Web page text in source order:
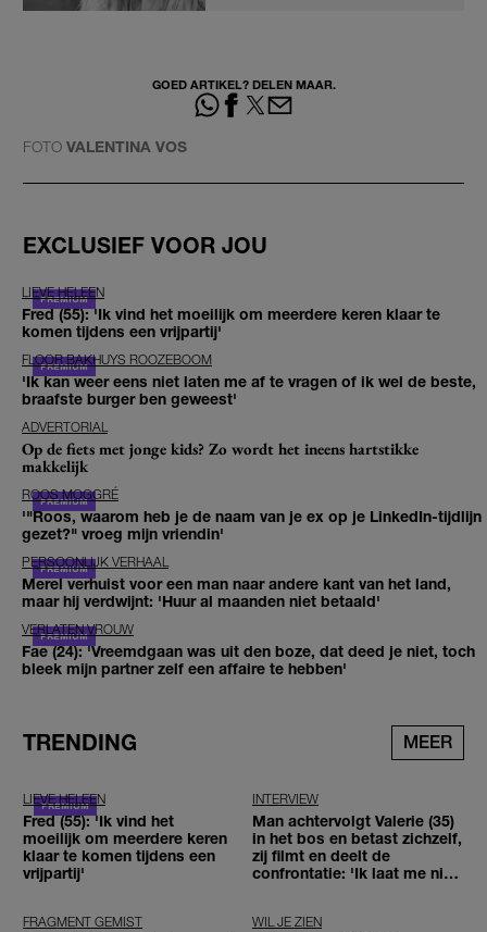
GOED ARTIKEL? DELEN MAAR.
FOTO VALENTINA VOS
EXCLUSIEF VOOR JOU
LIEVE HELEEN
Fred (55): 'Ik vind het moeilijk om meerdere keren klaar te
komen tijdens een vrijpartij'
FLOOR BAKHUYS ROOZEBOOM
'Ik kan weer eens niet laten me af te vragen of ik wel de beste,
braafste burger ben geweest'
ADVERTORIAL
Op de fiets met jonge kids? Zo wordt het ineens hartstikke
makkelijk
ROOS MOGGRÉ
'"Roos, waarom heb je de naam van je ex op je LinkedIn-tijdlijn
gezet?" vroeg mijn vriendin'
PERSOONLIJK VERHAAL
Merel verhuist voor een man naar andere kant van het land,
maar hij verdwijnt: 'Huur al maanden niet betaald'
VERLATEN VROUW
Fae (24): 'Vreemdgaan was uit den boze, dat deed je niet, toch
bleek mijn partner zelf een affaire te hebben'
TRENDING MEER
LIEVE HELEEN
Fred (55): 'Ik vind het
moeilijk om meerdere keren
klaar te komen tijdens een
vrijpartij'
INTERVIEW
Man achtervolgt Valerie (35)
in het bos en betast zichzelf,
zij filmt en deelt de
confrontatie: 'Ik laat me niet
FRAGMENT GEMIST WIL JE ZIEN